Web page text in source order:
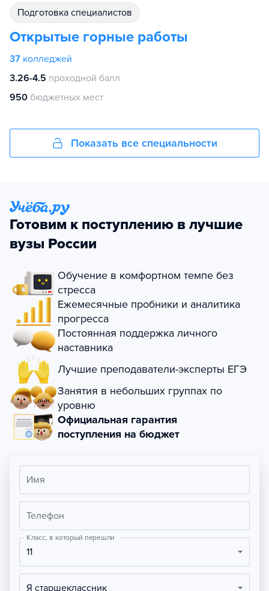
подготовка специалистов
Открытые горные работы
37 колледжей
3.26-4.5 проходной балл
950 бюджетных мест
Показать все специальности
Готовим к поступлению в лучшие
вузы России
Обучение в комфортном темпе без
стресса
Ежемесячные пробники и аналитика
прогресса
Постоянная поддержка личного
наставника
Лучшие преподаватели-эксперты ЕГЭ
Занятия в небольших группах по
уровню
Официальная гарантия
поступления на бюджет
Имя
Телефон
Класс, в который перешли
11
Я старшеклассник